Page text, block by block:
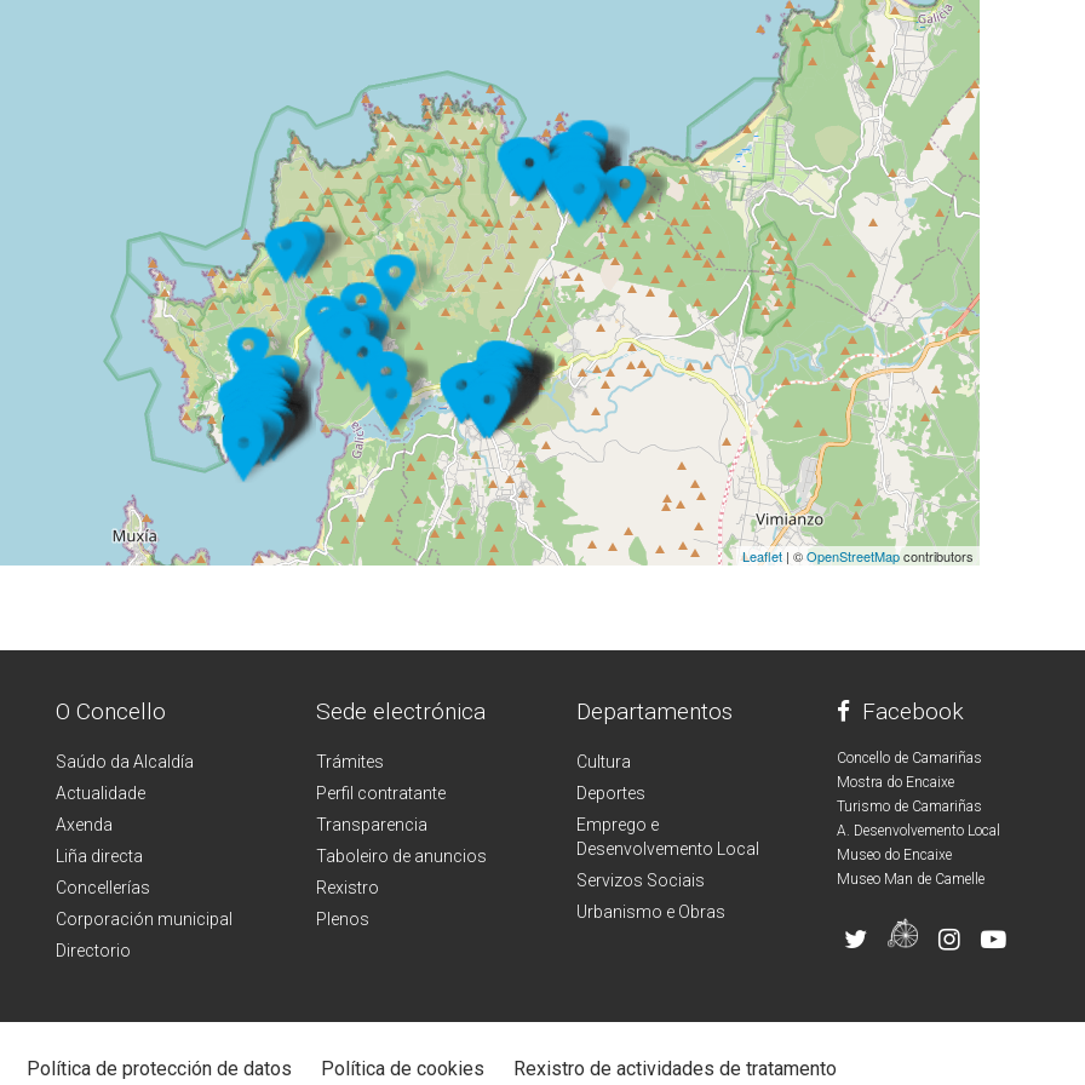
Leaflet | ©OpenStreetMapcontributors
O Concello
Saúdo da Alcaldía
Actualidade
Axenda
Liña directa
Concellerías
Corporación municipal
Directorio
Sede electrónica
Trámites
Perfil contratante
Transparencia
Taboleiro de anuncios
Rexistro
Plenos
Departamentos
Cultura
Deportes
Emprego e
Desenvolvemento Local
Servizos Sociais
Urbanismo e Obras
Facebook
Concello de Camariñas
Mostra do Encaixe
Turismo de Camariñas
A. Desenvolvemento Local
Museo do Encaixe
Museo Man de Camelle
Política de protección de datos Política de cookies Rexistro de actividades de tratamento